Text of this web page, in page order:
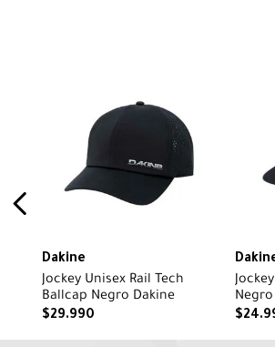
Dakine
Jockey Unisex Rail Tech
Ballcap Negro Dakine
$29.990
$24.